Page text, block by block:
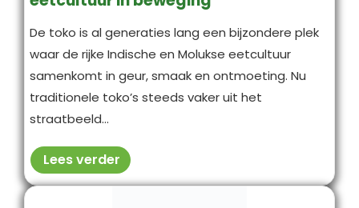
De toko is al generaties lang een bijzondere plek
waar de rijke Indische en Molukse eetcultuur
samenkomt in geur, smaak en ontmoeting. Nu
traditionele toko’s steeds vaker uit het
straatbeeld...
Lees verder